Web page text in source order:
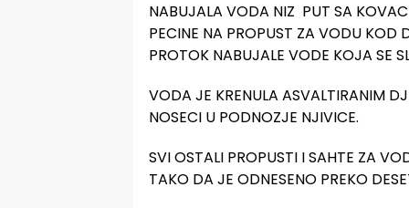
NABUJALA VODA NIZ PUT SA
PECINE NA PROPUST ZA VODU KOD
PROTOK NABUJALE VODE KOJA SE
VODA JE KRENULA ASVALTIRANIM
NOSECI U PODNOZJE NJIVICE.
SVI OSTALI PROPUSTI I SAHTE ZA
TAKO DA JE ODNESENO PREKO